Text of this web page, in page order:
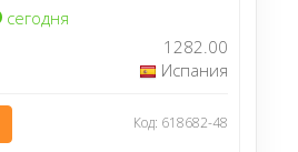
сегодня
1282.00
Испания
Код: 618682-48